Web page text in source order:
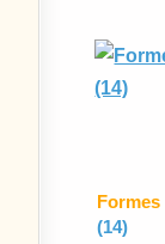
Formes
(14)